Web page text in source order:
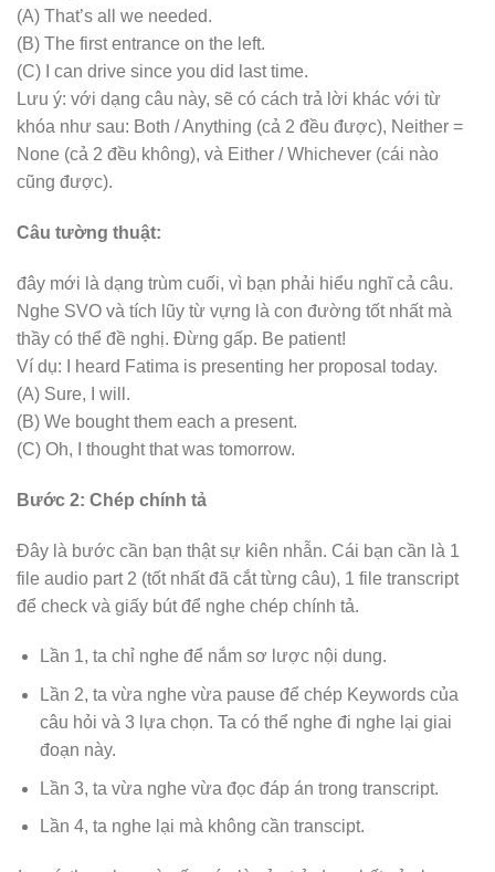
(A) That’s all we needed.
(B) The first entrance on the left.
(C) I can drive since you did last time.
Lưu ý: với dạng câu này, sẽ có cách trả lời khác với từ
khóa như sau: Both / Anything (cả 2 đều được), Neither =
None (cả 2 đều không), và Either / Whichever (cái nào
cũng được).
Câu tường thuật:
đây mới là dạng trùm cuối, vì bạn phải hiểu nghĩ cả câu.
Nghe SVO và tích lũy từ vựng là con đường tốt nhất mà
thầy có thể đề nghị. Đừng gấp. Be patient!
Ví dụ: I heard Fatima is presenting her proposal today.
(A) Sure, I will.
(B) We bought them each a present.
(C) Oh, I thought that was tomorrow.
Bước 2: Chép chính tả
Đây là bước cần bạn thật sự kiên nhẫn. Cái bạn cần là 1
file audio part 2 (tốt nhất đã cắt từng câu), 1 file transcript
để check và giấy bút để nghe chép chính tả.
Lần 1, ta chỉ nghe để nắm sơ lược nội dung.
Lần 2, ta vừa nghe vừa pause để chép Keywords của
câu hỏi và 3 lựa chọn. Ta có thể nghe đi nghe lại giai
đoạn này.
Lần 3, ta vừa nghe vừa đọc đáp án trong transcript.
Lần 4, ta nghe lại mà không cần transcipt.